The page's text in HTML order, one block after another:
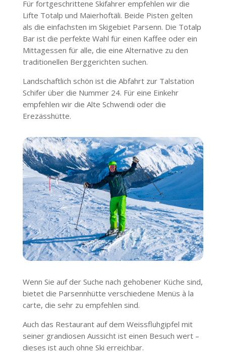
Für fortgeschrittene Skifahrer empfehlen wir die
Lifte Totalp und Maierhoftäli. Beide Pisten gelten
als die einfachsten im Skigebiet Parsenn. Die Totalp
Bar ist die perfekte Wahl für einen Kaffee oder ein
Mittagessen für alle, die eine Alternative zu den
traditionellen Berggerichten suchen.
Landschaftlich schön ist die Abfahrt zur Talstation
Schifer über die Nummer 24. Für eine Einkehr
empfehlen wir die Alte Schwendi oder die
Erezässhütte.
Wenn Sie auf der Suche nach gehobener Küche sind,
bietet die Parsennhütte verschiedene Menüs à la
carte, die sehr zu empfehlen sind.
Auch das Restaurant auf dem Weissfluhgipfel mit
seiner grandiosen Aussicht ist einen Besuch wert –
dieses ist auch ohne Ski erreichbar.